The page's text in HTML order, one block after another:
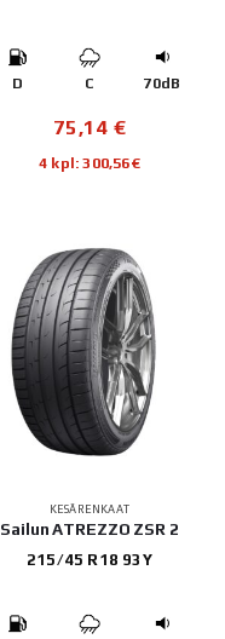
D C 70dB
75,14 €
4 kpl: 300,56€
KESÄRENKAAT
Sailun ATREZZO ZSR 2
215/45 R18 93Y